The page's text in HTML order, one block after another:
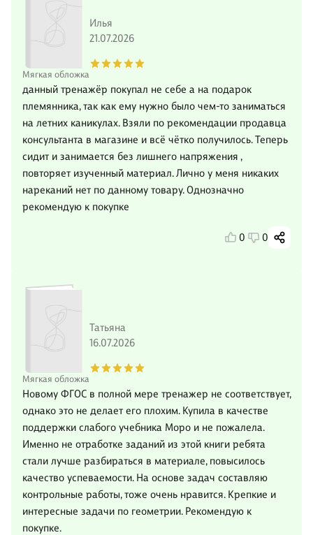
Мягкая обложка
Илья
21.07.2026
данный тренажёр покупал не себе а на подарок
племянника, так как ему нужно было чем-то заниматься
на летних каникулах. Взяли по рекомендации продавца
консультанта в магазине и всё чётко получилось. Теперь
сидит и занимается без лишнего напряжения ,
повторяет изученный материал. Лично у меня никаких
нареканий нет по данному товару. Однозначно
рекомендую к покупке
0 0
Мягкая обложка
Татьяна
16.07.2026
Новому ФГОС в полной мере тренажер не соответствует,
однако это не делает его плохим. Купила в качестве
поддержки слабого учебника Моро и не пожалела.
Именно не отработке заданий из этой книги ребята
стали лучше разбираться в материале, повысилось
качество успеваемости. На основе задач составляю
контрольные работы, тоже очень нравится. Крепкие и
интересные задачи по геометрии. Рекомендую к
покупке.